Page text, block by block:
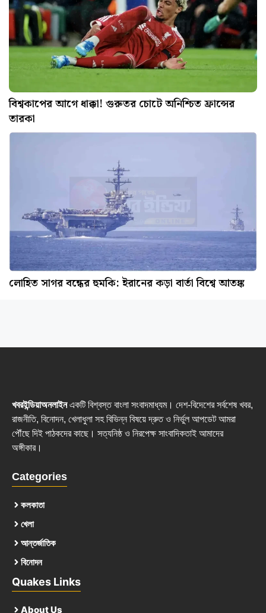
বিশ্বকাপের আগে ধাক্কা! গুরুতর চোটে অনিশ্চিত ফ্রান্সের
তারকা
লোহিত সাগর বন্ধের হুমকি: ইরানের কড়া বার্তা বিশ্বে আতঙ্ক
খবরইন্ডিয়াঅনলাইনএকটি বিশ্বস্ত বাংলা সংবাদমাধ্যম। দেশ-বিদেশের সর্বশেষ খবর,
রাজনীতি, বিনোদন, খেলাধুলা সহ বিভিন্ন বিষয়ে দ্রুত ও নির্ভুল আপডেট আমরা
পৌঁছে দিই পাঠকদের কাছে। সত্যনিষ্ঠ ও নিরপেক্ষ সাংবাদিকতাই আমাদের
অঙ্গীকার।
Categories
কলকাতা
খেলা
আন্তর্জাতিক
বিনোদন
Quakes Links
About Us